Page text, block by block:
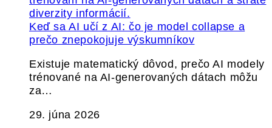
Keď sa AI učí z AI: čo je model collapse a
prečo znepokojuje výskumníkov
Existuje matematický dôvod, prečo AI modely
trénované na AI-generovaných dátach môžu
za…
29. júna 2026